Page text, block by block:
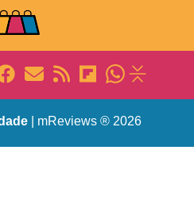
| mReviews ® 2026